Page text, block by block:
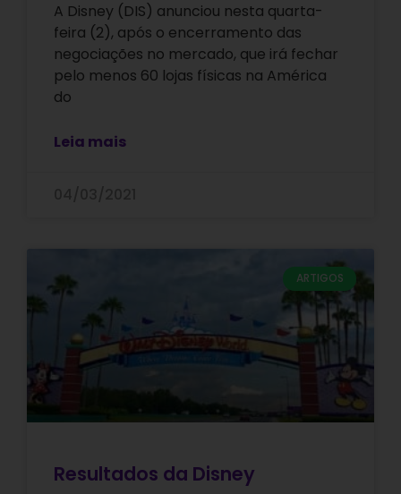
A Disney (DIS) anunciou nesta quarta-
feira (2), após o encerramento das
negociações no mercado, que irá fechar
pelo menos 60 lojas físicas na América
do
Leia mais
ARTIGOS
Resultados da Disney